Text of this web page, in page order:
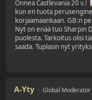
Onnea Castlevania 20 v.!
kun en tuota
korjaamaankaan. GB:n
Nyt on enää tuo Sharpin
puolesta. Tarkoitus olisi
saada. Tuplasin nyt
A-Yty Global Moderator